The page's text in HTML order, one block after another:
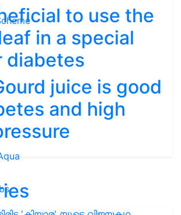
to use the
in a special
diabetes
juice is good
and high